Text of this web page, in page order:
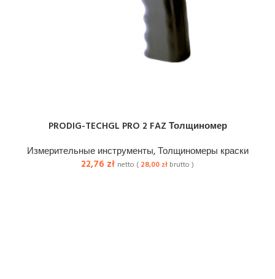
PRODIG-TECHGL PRO 2 FAZ Толщиномер
Измерительные инструменты,Толщиномеры краски
22,76 zł netto ( 28,00 zł brutto )